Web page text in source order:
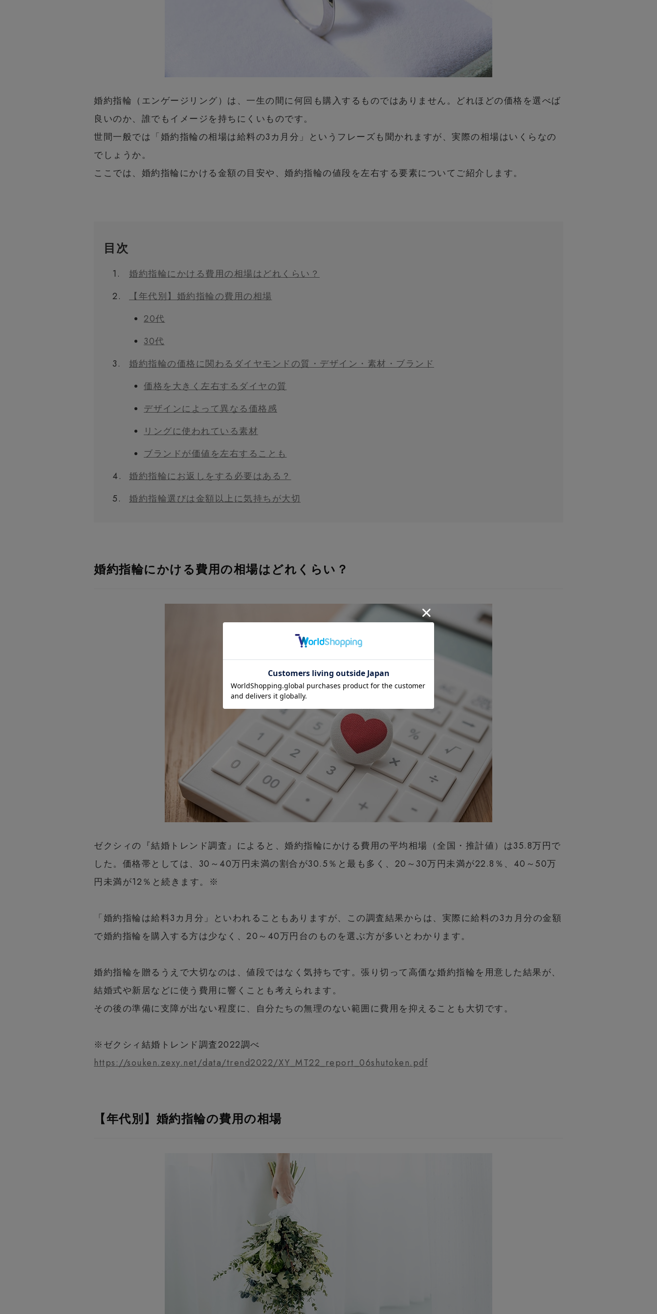
婚約指輪（エンゲージリング）は、一生の間に何回も購入するものではありません。どれほどの価格を選べば
良いのか、誰でもイメージを持ちにくいものです。
世間一般では「婚約指輪の相場は給料の3カ月分」というフレーズも聞かれますが、実際の相場はいくらなの
でしょうか。
ここでは、婚約指輪にかける金額の目安や、婚約指輪の値段を左右する要素についてご紹介します。
目次
1.
婚約指輪にかける費用の相場はどれくらい？
2.
【年代別】婚約指輪の費用の相場
20代
30代
3.
婚約指輪の価格に関わるダイヤモンドの質・デザイン・素材・ブランド
価格を大きく左右するダイヤの質
デザインによって異なる価格感
リングに使われている素材
ブランドが価値を左右することも
4.
婚約指輪にお返しをする必要はある？
5.
婚約指輪選びは金額以上に気持ちが大切
婚約指輪にかける費用の相場はどれくらい？
ゼクシィの『結婚トレンド調査』によると、婚約指輪にかける費用の平均相場（全国・推計値）は35.8万円で
した。価格帯としては、30～40万円未満の割合が30.5％と最も多く、20～30万円未満が22.8％、40～50万
円未満が12％と続きます。※
「婚約指輪は給料3カ月分」といわれることもありますが、この調査結果からは、実際に給料の3カ月分の金額
で婚約指輪を購入する方は少なく、20～40万円台のものを選ぶ方が多いとわかります。
婚約指輪を贈るうえで大切なのは、値段ではなく気持ちです。張り切って高価な婚約指輪を用意した結果が、
結婚式や新居などに使う費用に響くことも考えられます。
その後の準備に支障が出ない程度に、自分たちの無理のない範囲に費用を抑えることも大切です。
※ゼクシィ結婚トレンド調査2022調べ
https://souken.zexy.net/data/trend2022/XY_MT22_report_06shutoken.pdf
【年代別】婚約指輪の費用の相場